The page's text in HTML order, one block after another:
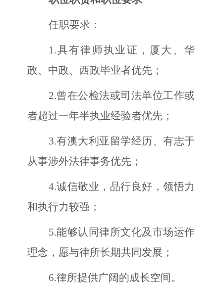
任职要求：
1.具有律师执业证，厦大、华
政、中政、西政毕业者优先；
2.曾在公检法或司法单位工作或
者超过一年半执业经验者优先；
3.有澳大利亚留学经历、有志于
从事涉外法律事务优先；
4.诚信敬业，品行良好，领悟力
和执行力较强；
5.能够认同律所文化及市场运作
理念，愿与律所长期共同发展；
6.律所提供广阔的成长空间。